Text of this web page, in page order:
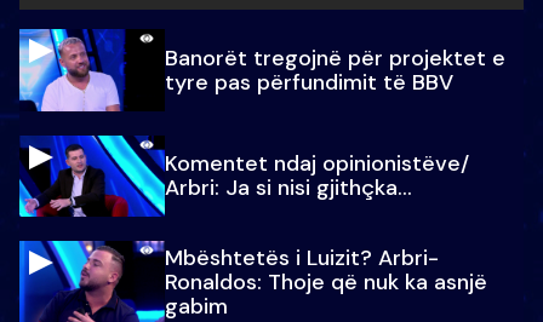
Banorët tregojnë për projektet e
tyre pas përfundimit të BBV
Komentet ndaj opinionistëve/
Arbri: Ja si nisi gjithçka…
Mbështetës i Luizit? Arbri-
Ronaldos: Thoje që nuk ka asnjë
gabim